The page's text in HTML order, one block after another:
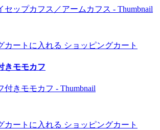
カートに入れる ショッピングカート
きモモカフ
カートに入れる ショッピングカート